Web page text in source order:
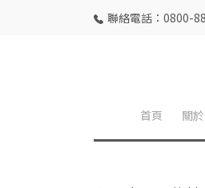
聯絡電話：0800-
首頁 關